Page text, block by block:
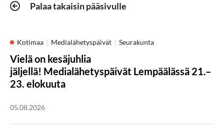
Palaa takaisin pääsivulle
Kotimaa Medialähetyspäivät Seurakunta
Vielä on kesäjuhlia
jäljellä! Medialähetyspäivät Lempäälässä 21.–
23. elokuuta
05.08.2026